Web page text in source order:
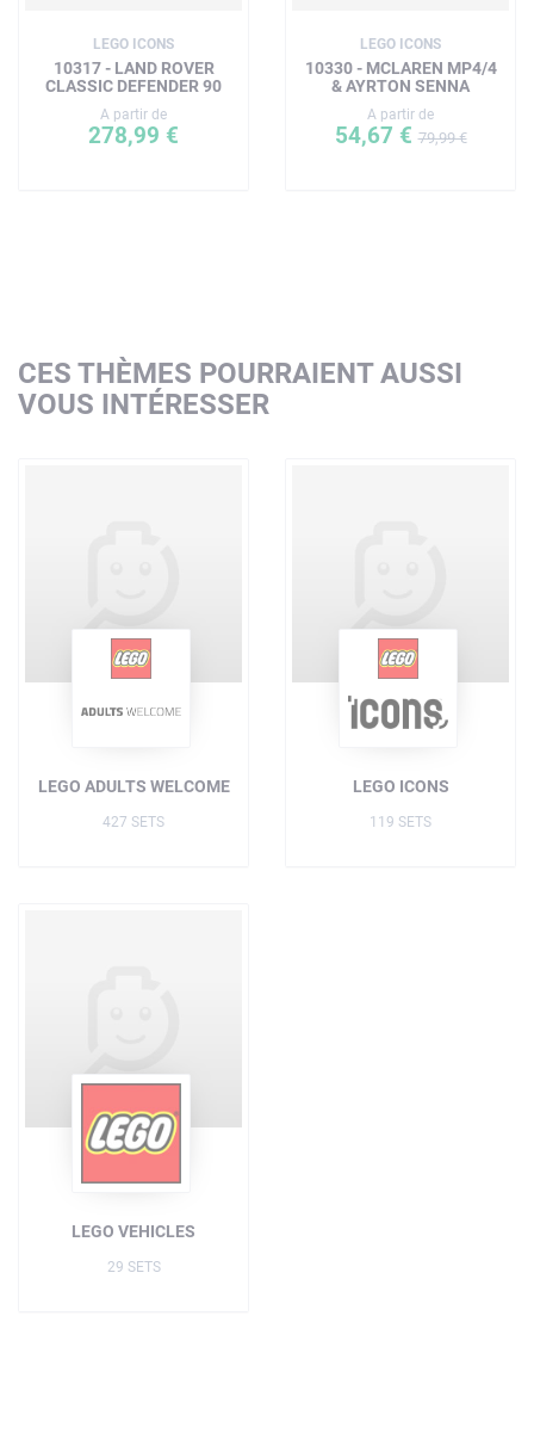
LEGO ICONS
10317 - LAND ROVER
CLASSIC DEFENDER 90
A partir de
278,99 €
LEGO ICONS
10330 - MCLAREN MP4/4
& AYRTON SENNA
A partir de
54,67 €79,99 €
CES THÈMES POURRAIENT AUSSI
VOUS INTÉRESSER
LEGO ADULTS WELCOME
427 SETS
LEGO ICONS
119 SETS
LEGO VEHICLES
29 SETS